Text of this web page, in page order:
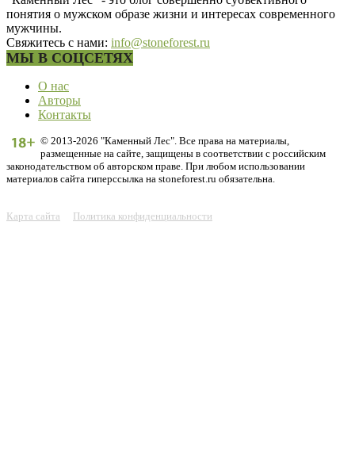
понятия о мужском образе жизни и интересах современного
мужчины.
Свяжитесь с нами: info@stoneforest.ru
МЫ В СОЦСЕТЯХ
О нас
Авторы
Контакты
© 2013-2026 "Каменный Лес". Все права на материалы,
размещенные на сайте, защищены в соответствии с российским
законодательством об авторском праве. При любом использовании
материалов сайта гиперссылка на stoneforest.ru обязательна.
Карта сайта Политика конфиденциальности